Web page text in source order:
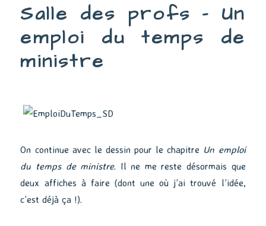
ministre
Salle des profs – Un
emploi du temps de
ministre
On continue avec le dessin pour le chapitre Un emploi
du temps de ministre. Il ne me reste désormais que
deux affiches à faire (dont une où j’ai trouvé l’idée,
c’est déjà ça !).